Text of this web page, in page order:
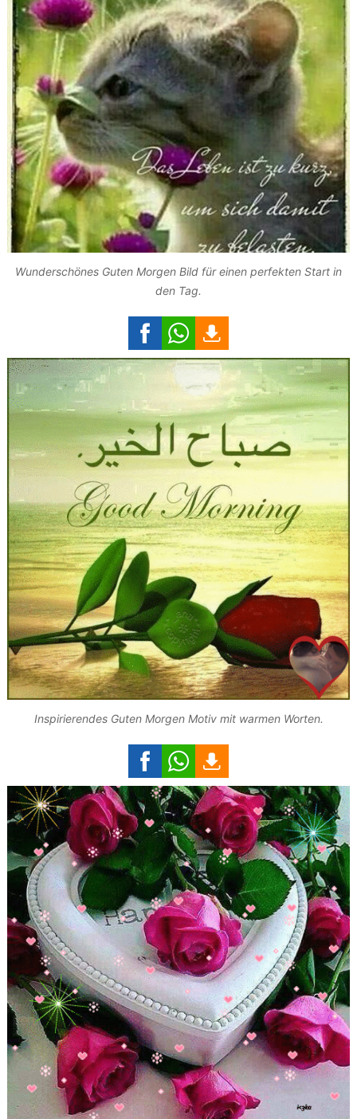
Wunderschönes Guten Morgen Bild für einen perfekten Start in
den Tag.
Inspirierendes Guten Morgen Motiv mit warmen Worten.